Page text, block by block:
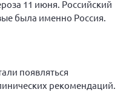
11 июня. Российский
была именно Россия.
появляться
рекомендаций.